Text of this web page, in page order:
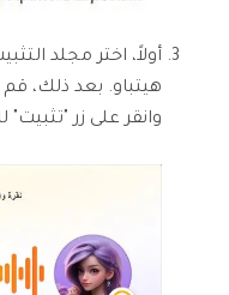
أولاً، اختر مجلد
هيتباو. بعد ذلك،
وانقر على زر "تثبيت"